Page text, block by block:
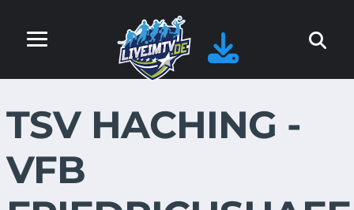
TSV HACHING -
VFB